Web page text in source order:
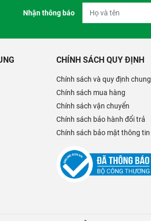
Nhận thông báo
CHÍNH SÁCH QUY ĐỊNH
Chính sách và quy định chung
Chính sách mua hàng
Chính sách vận chuyển
Chính sách bảo hành đổi trả
Chính sách bảo mật thông tin